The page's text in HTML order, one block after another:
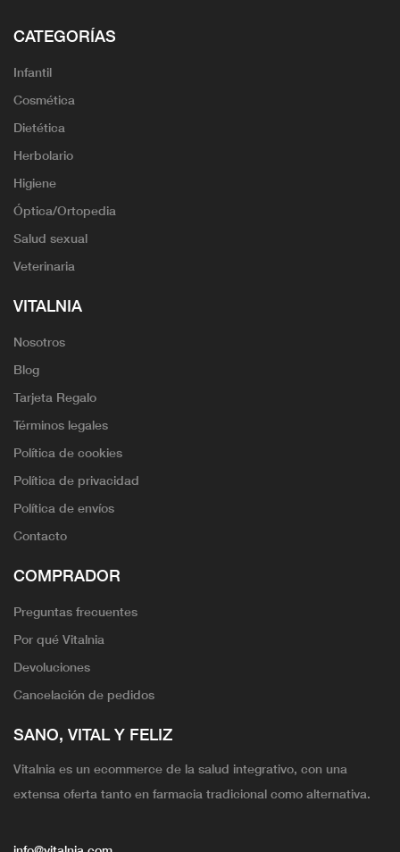
CATEGORÍAS
Infantil
Cosmética
Dietética
Herbolario
Higiene
Óptica/Ortopedia
Salud sexual
Veterinaria
VITALNIA
Nosotros
Blog
Tarjeta Regalo
Términos legales
Política de cookies
Política de privacidad
Política de envíos
Contacto
COMPRADOR
Preguntas frecuentes
Por qué Vitalnia
Devoluciones
Cancelación de pedidos
SANO, VITAL Y FELIZ
Vitalnia es un ecommerce de la salud integrativo, con una
extensa oferta tanto en farmacia tradicional como alternativa.